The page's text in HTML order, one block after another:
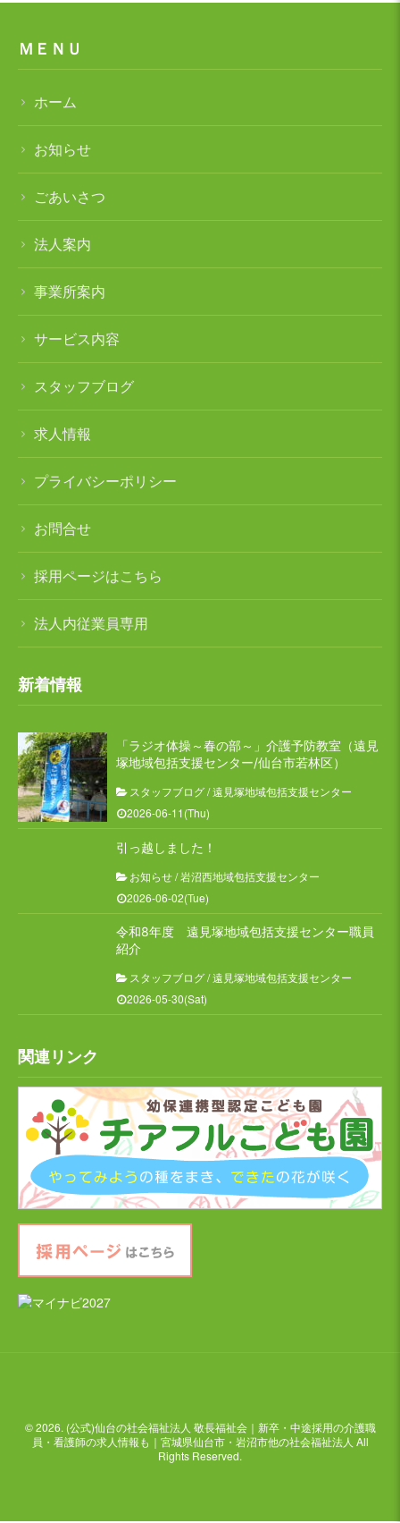
ＭＥＮＵ
ホーム
お知らせ
ごあいさつ
法人案内
事業所案内
サービス内容
スタッフブログ
求人情報
プライバシーポリシー
お問合せ
採用ページはこちら
法人内従業員専用
新着情報
「ラジオ体操～春の部～」介護予防教室（遠見
塚地域包括支援センター/仙台市若林区）
スタッフブログ/遠見塚地域包括支援センター
2026-06-11(Thu)
引っ越しました！
お知らせ/岩沼西地域包括支援センター
2026-06-02(Tue)
令和8年度 遠見塚地域包括支援センター職員
紹介
スタッフブログ/遠見塚地域包括支援センター
2026-05-30(Sat)
関連リンク
© 2026. (公式)仙台の社会福祉法人 敬長福祉会｜新卒・中途採用の介護職
員・看護師の求人情報も｜宮城県仙台市・岩沼市他の社会福祉法人 All
Rights Reserved.